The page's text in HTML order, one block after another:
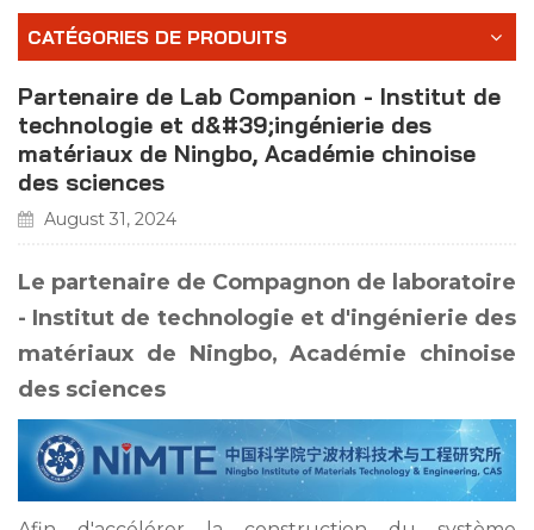
CATÉGORIES DE PRODUITS
Partenaire de Lab Companion - Institut de
technologie et d&#39;ingénierie des
matériaux de Ningbo, Académie chinoise
des sciences
August 31, 2024
Le partenaire de Compagnon de laboratoire
- Institut de technologie et d'ingénierie des
matériaux de Ningbo, Académie chinoise
des sciences